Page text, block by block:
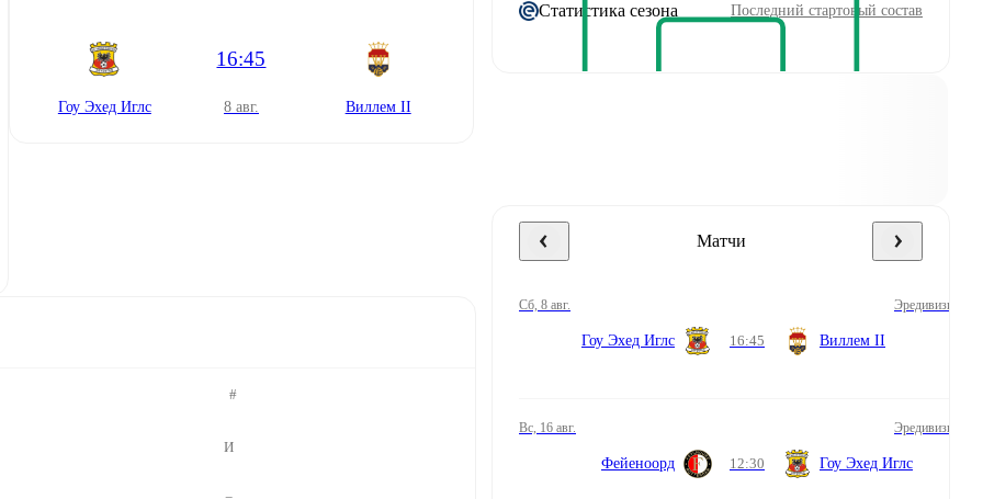
Гоу Эхед Иглс
16:45
8 авг. Виллем II
#
И
Статистика сезона Последний стартовый состав
Матчи
сб, 8 авг. Эредивизи
Гоу Эхед Иглс 16:45 Виллем II
вс, 16 авг. Эредивизи
Фейеноорд 12:30 Гоу Эхед Иглс